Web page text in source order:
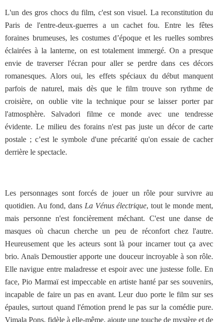
L'un des gros chocs du film, c'est son visuel. La reconstitution du
Paris de l'entre-deux-guerres a un cachet fou. Entre les fêtes
foraines brumeuses, les costumes d’époque et les ruelles sombres
éclairées à la lanterne, on est totalement immergé. On a presque
envie de traverser l'écran pour aller se perdre dans ces décors
romanesques. Alors oui, les effets spéciaux du début manquent
parfois de naturel, mais dès que le film trouve son rythme de
croisière, on oublie vite la technique pour se laisser porter par
l'atmosphère. Salvadori filme ce monde avec une tendresse
évidente. Le milieu des forains n'est pas juste un décor de carte
postale ; c’est le symbole d'une précarité qu'on essaie de cacher
derrière le spectacle.
Les personnages sont forcés de jouer un rôle pour survivre au
quotidien. Au fond, dans La Vénus électrique, tout le monde ment,
mais personne n'est foncièrement méchant. C'est une danse de
masques où chacun cherche un peu de réconfort chez l'autre.
Heureusement que les acteurs sont là pour incarner tout ça avec
brio. Anaïs Demoustier apporte une douceur incroyable à son rôle.
Elle navigue entre maladresse et espoir avec une justesse folle. En
face, Pio Marmaï est impeccable en artiste hanté par ses souvenirs,
incapable de faire un pas en avant. Leur duo porte le film sur ses
épaules, surtout quand l'émotion prend le pas sur la comédie pure.
Vimala Pons, fidèle à elle-même, ajoute une touche de mystère et de